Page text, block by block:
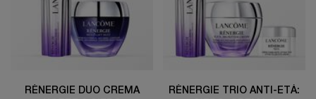
RÉNERGIE DUO CREMA
RÉNERGIE TRIO ANTI-ETÀ: